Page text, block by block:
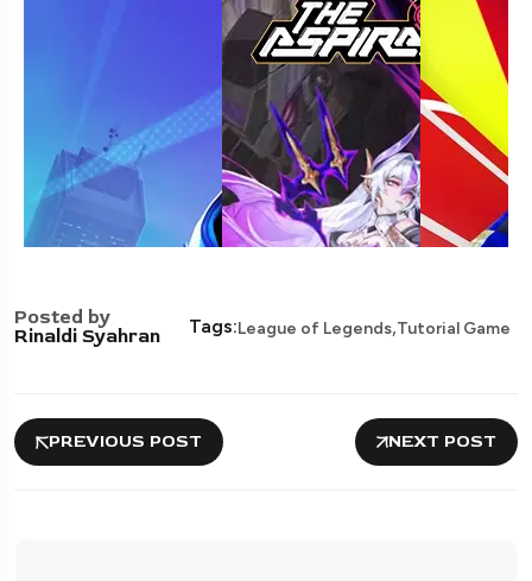
Posted by
Rinaldi Syahran
Tags:League of Legends,Tutorial Game
PREVIOUS POST NEXT POST